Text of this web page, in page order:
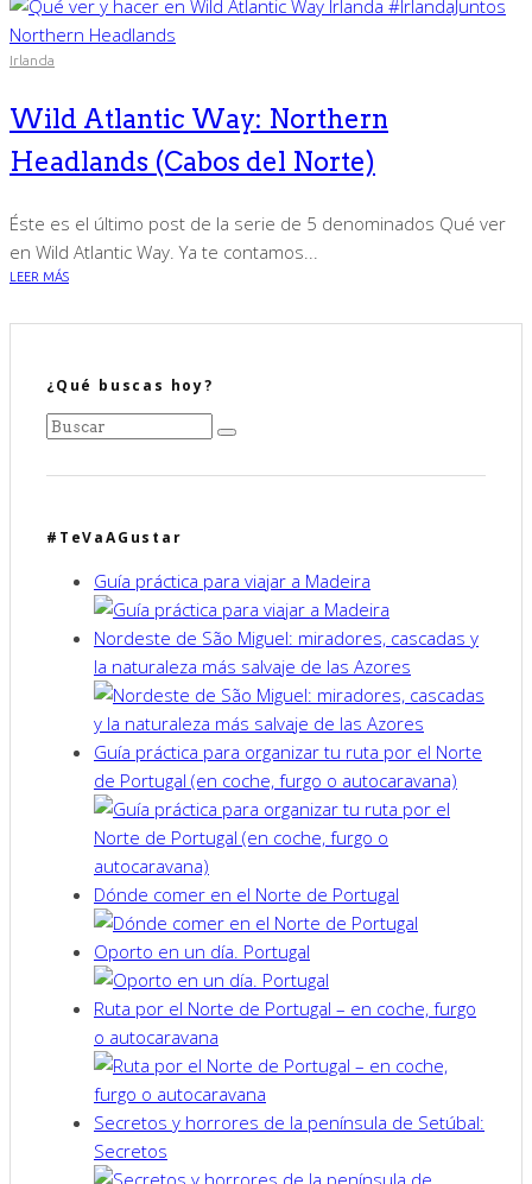
Irlanda
Wild Atlantic Way: Northern
Headlands (Cabos del Norte)
Éste es el último post de la serie de 5 denominados Qué ver
en Wild Atlantic Way. Ya te contamos...
LEER MÁS
¿Qué buscas hoy?
#TeVaAGustar
Guía práctica para viajar a Madeira
Nordeste de São Miguel: miradores, cascadas y
la naturaleza más salvaje de las Azores
Guía práctica para organizar tu ruta por el Norte
de Portugal (en coche, furgo o autocaravana)
Dónde comer en el Norte de Portugal
Oporto en un día. Portugal
Ruta por el Norte de Portugal – en coche, furgo
o autocaravana
Secretos y horrores de la península de Setúbal:
Secretos